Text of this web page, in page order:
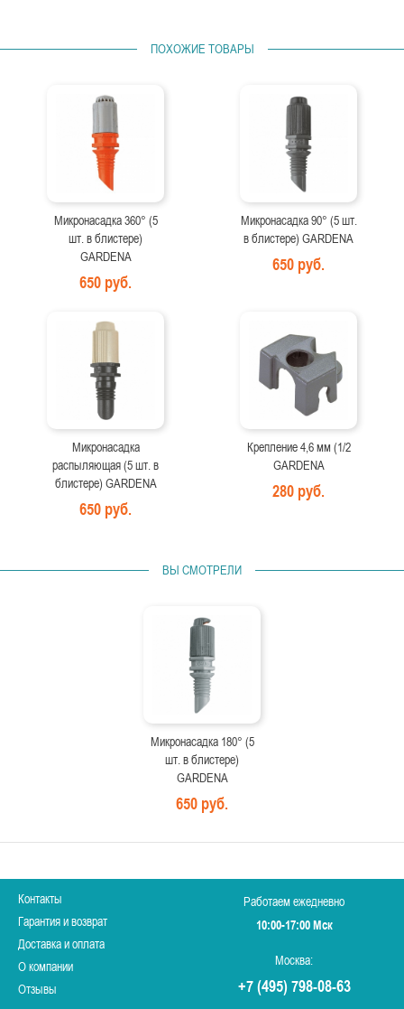
ПОХОЖИЕ ТОВАРЫ
Микронасадка 360° (5
шт. в блистере)
GARDENA
650 руб.
Микронасадка 90° (5 шт.
в блистере) GARDENA
650 руб.
Микронасадка
распыляющая (5 шт. в
блистере) GARDENA
650 руб.
Крепление 4,6 мм (1/2
GARDENA
280 руб.
ВЫ СМОТРЕЛИ
Микронасадка 180° (5
шт. в блистере)
GARDENA
650 руб.
Контакты
Гарантия и возврат
Доставка и оплата
О компании
Отзывы
Работаем ежедневно
10:00-17:00 Мск
Москва:
+7 (495) 798-08-63